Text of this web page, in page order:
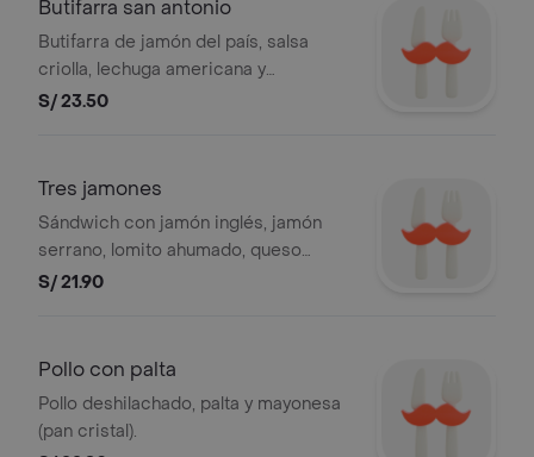
Butifarra san antonio
Butifarra de jamón del país, salsa
criolla, lechuga americana y
mayonesa (pan cristal).
S/ 23.50
Tres jamones
Sándwich con jamón inglés, jamón
serrano, lomito ahumado, queso
edam, tomate, lechuga crespa y
S/ 21.90
Pollo con palta
Pollo deshilachado, palta y mayonesa
(pan cristal).